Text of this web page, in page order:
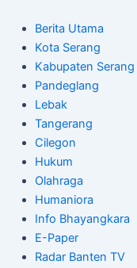
content
Berita Utama
Kota Serang
Kabupaten Serang
Pandeglang
Lebak
Tangerang
Cilegon
Hukum
Olahraga
Humaniora
Info Bhayangkara
E-Paper
Radar Banten TV
navigation